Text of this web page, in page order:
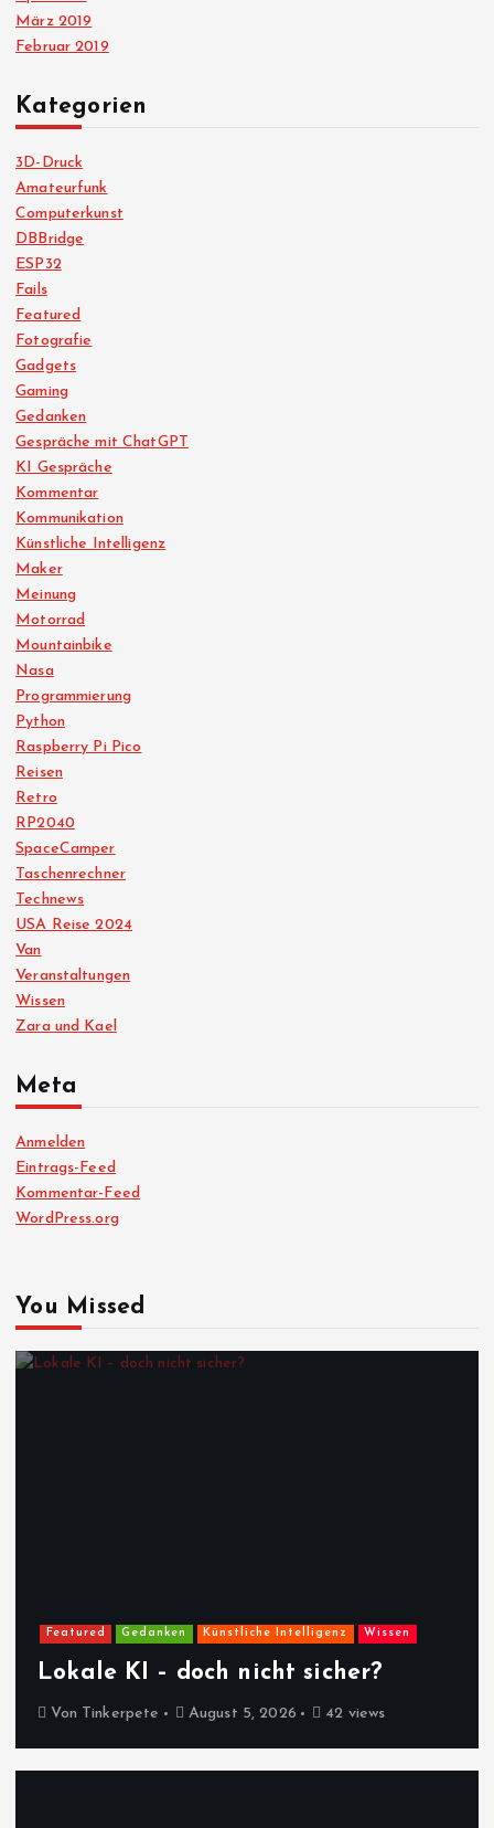
März 2019
Februar 2019
Kategorien
3D-Druck
Amateurfunk
Computerkunst
DBBridge
ESP32
Fails
Featured
Fotografie
Gadgets
Gaming
Gedanken
Gespräche mit ChatGPT
KI Gespräche
Kommentar
Kommunikation
Künstliche Intelligenz
Maker
Meinung
Motorrad
Mountainbike
Nasa
Programmierung
Python
Raspberry Pi Pico
Reisen
Retro
RP2040
SpaceCamper
Taschenrechner
Technews
USA Reise 2024
Van
Veranstaltungen
Wissen
Zara und Kael
Meta
Anmelden
Eintrags-Feed
Kommentar-Feed
WordPress.org
You Missed
Featured Gedanken Künstliche Intelligenz Wissen
Lokale KI – doch nicht sicher?
Von Tinkerpete August 5, 2026 42 views